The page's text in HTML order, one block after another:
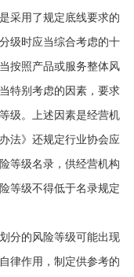
采用了规定底线要求的
级时应当综合考虑的十
按照产品或服务整体风
特别考虑的因素，要求
级。上述因素是经营机
法》还规定行业协会应
等级名录，供经营机构
等级不得低于名录规定
分的风险等级可能出现
律作用，制定供参考的